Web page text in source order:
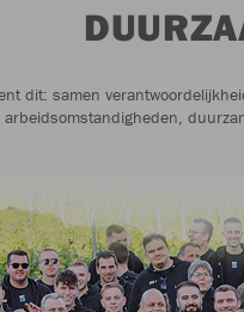
dit: samen
arbeidsomstandigheden,